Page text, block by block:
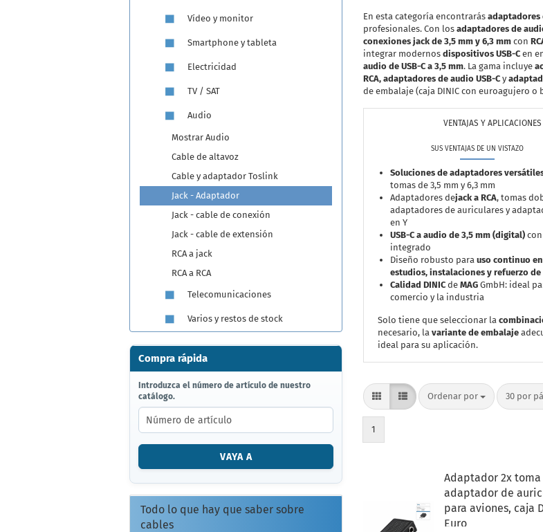
En esta categoría encontrarásadaptadores
profesionales. Con losadaptadores de
conexiones jack de 3,5 mm y 6,3 mm con
integrar modernosdispositivos USB-C en
audio de USB-C a 3,5 mm. La gama incluye
RCA, adaptadores de audio USB-C y
de embalaje (caja DINIC con euroagujero
VENTAJAS Y
SUS VENTAJAS DE UN VISTAZO
Soluciones de adaptadores
tomas de 3,5 mm y 6,3 mm
Adaptadores dejack a RCA, tomas
adaptadores de auriculares y
en Y
USB-C a audio de 3,5 mm (digital)
integrado
Diseño robusto parauso continuo en
estudios, instalaciones y refuerzo
Calidad DINIC deMAG GmbH: ideal
comercio y la industria
Solo tiene que seleccionar la
necesario, lavariante de embalaje
ideal para su aplicación.
Ordenar por
Ordenar por 30 por
por
1
Adaptador 2x toma
adaptador de
para aviones, caja
Euro
Vídeo y monitor
Smartphone y tableta
Electricidad
TV / SAT
Audio
Mostrar Audio
Cable de altavoz
Cable y adaptador Toslink
Jack - Adaptador
Jack - cable de conexión
Jack - cable de extensión
RCA a jack
RCA a RCA
Telecomunicaciones
Varios y restos de stock
Compra rápida
INTRODUZCA
EL
NÚMERO
DE
ARTÍCULO
DE
CATÁLOGO.
Introduzca el número de artículo de nuestro
catálogo.
VAYA A
Todo lo que hay que saber sobre
cables